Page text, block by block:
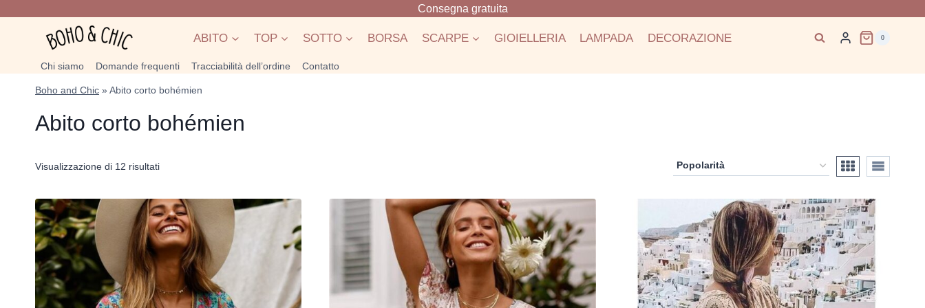
contenuto
Consegna gratuita
ABITO TOP SOTTO BORSA SCARPE GIOIELLERIA LAMPADA DECORAZIONE 0
Chi siamo Domande frequenti Tracciabilità dell’ordine Contatto
Boho and Chic » Abito corto bohémien
Abito corto bohémien
Visualizzazione di 12 risultatiPopolarità